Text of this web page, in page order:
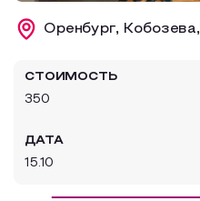
Образовательный туризм
Оренбург,
СТОИМОСТЬ
350
ДАТА
15.10